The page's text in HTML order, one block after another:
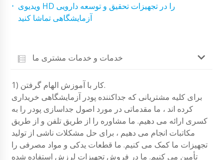
ویدیوی HD را در تجهیزات تحقیق و توسعه دارویی
آزمایشگاهی تماشا کنید
خدمات و خدمات مشتری ما
1) کار با آموزش الهام گرفتن.
برای کلیه مشتریانی که جداکننده پودر آزمایشگاهی خریداری
کرده اند ، ما مقدماتی در مورد اصول جداسازی پودر را به
کسری ارائه می دهیم. ما مشاوره را از طریق تلفن و از طریق
مکاتبات انجام می دهیم ، برای حل مشکلات ناشی از تولید
تجهیزات ما کمک می کنیم. ما قطعات یدکی و مواد مصرفی را
تأمین می کنیم. ما در فروش تجهیزات لرزش استفاده شده